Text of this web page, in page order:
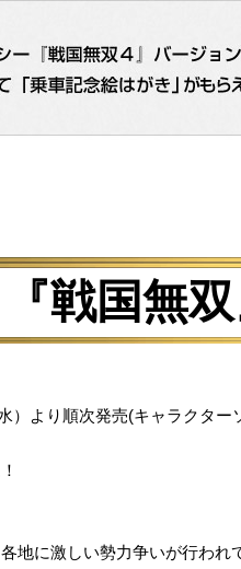
戦国無
より順次発売(キャラクター
地に激しい勢力争いが行われ